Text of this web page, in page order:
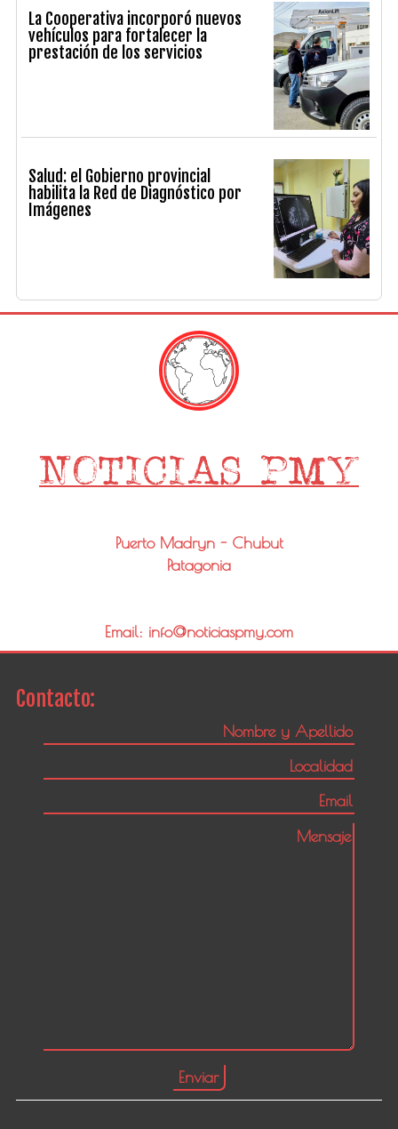
La Cooperativa incorporó nuevos
vehículos para fortalecer la
prestación de los servicios
Salud: el Gobierno provincial
habilita la Red de Diagnóstico por
Imágenes
Puerto Madryn - Chubut
Patagonia
Email: info@noticiaspmy.com
Contacto: